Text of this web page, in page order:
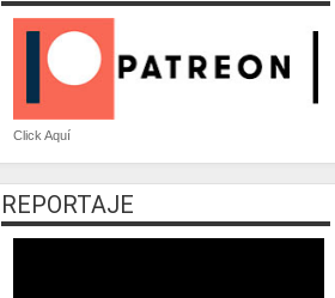
Click Aquí
REPORTAJE